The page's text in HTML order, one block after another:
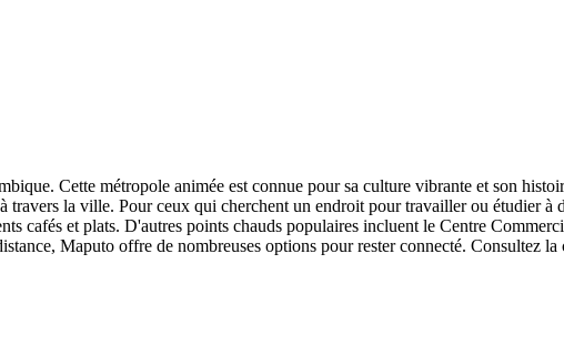
Cette métropole animée est connue pour sa culture vibrante et son
la ville. Pour ceux qui cherchent un endroit pour travailler ou étudier à
cafés et plats. D'autres points chauds populaires incluent le Centre
Maputo offre de nombreuses options pour rester connecté. Consultez